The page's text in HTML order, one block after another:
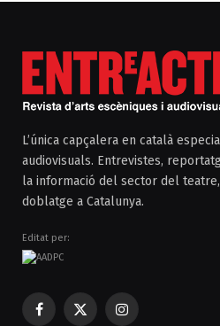
L’única capçalera en català
audiovisuals. Entrevistes,
la informació del sector del
doblatge a Catalunya.
Editat per:
Facebook
X
Instagram